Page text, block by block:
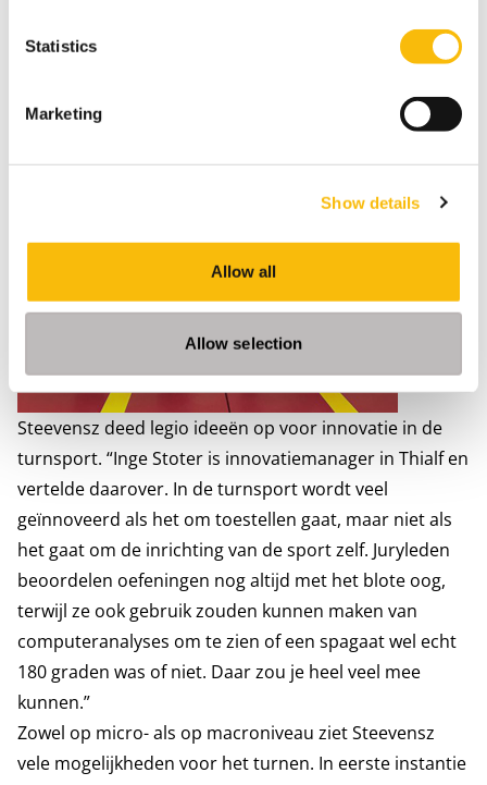
Statistics
Marketing
Show details
Allow all
Allow selection
Steevensz deed legio ideeën op voor innovatie in de
turnsport. “Inge Stoter is innovatiemanager in Thialf en
vertelde daarover. In de turnsport wordt veel
geïnnoveerd als het om toestellen gaat, maar niet als
het gaat om de inrichting van de sport zelf. Juryleden
beoordelen oefeningen nog altijd met het blote oog,
terwijl ze ook gebruik zouden kunnen maken van
computeranalyses om te zien of een spagaat wel echt
180 graden was of niet. Daar zou je heel veel mee
kunnen.”
Zowel op micro- als op macroniveau ziet Steevensz
vele mogelijkheden voor het turnen. In eerste instantie